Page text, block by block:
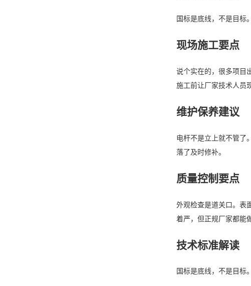
国标是底线，不是目标
现场施工要点
说个实在的，很多项目
施工前让厂家技术人员
维护保养建议
电杆不是立上就不管了
落了及时修补。
质量控制要点
外观检查是道关口。表
着严，但正规厂家都能
技术标准解读
国标是底线，不是目标